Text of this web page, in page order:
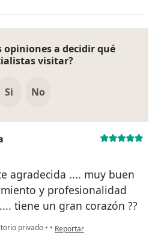
opiniones a decidir qué
visitar?
Si No
agradecida .... muy buen
y profesionalidad
tiene un gran corazón ??
privado • • en opinión del usuario Cuenta
Reportar